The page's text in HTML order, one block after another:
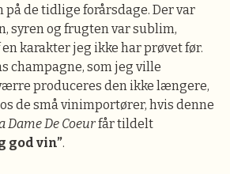
på de tidlige forårsdage. Der var
syren og frugten var sublim,
en karakter jeg ikke har prøvet før.
champagne, som jeg ville
produceres den ikke længere,
de små vinimportører, hvis denne
Dame De Coeurfår tildelt
god vin”.